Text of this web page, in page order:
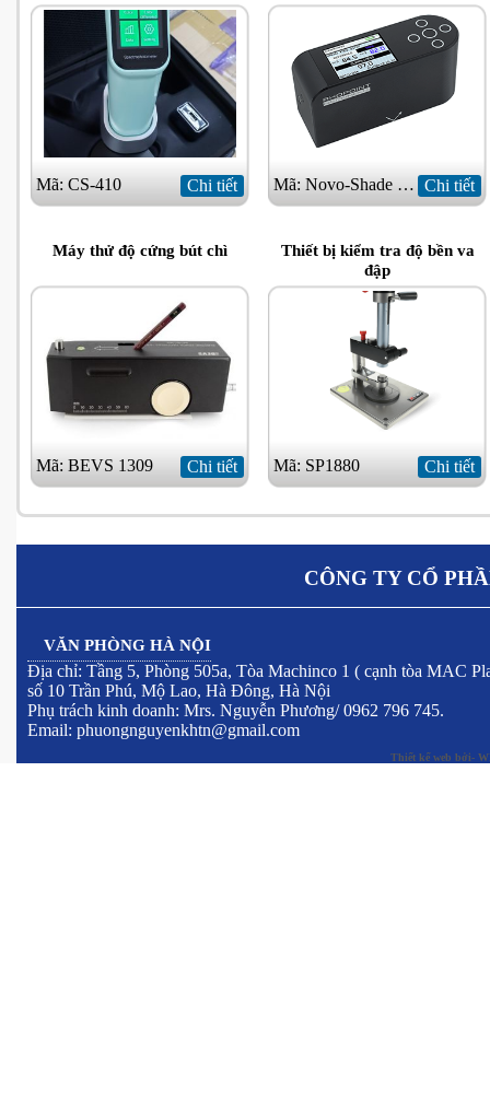
Mã: CS-410 Chi tiết Mã: Novo-Shade Duo + Chi tiết
Máy thử độ cứng bút chì
Mã: BEVS 1309 Chi tiết
Thiết bị kiểm tra độ bền va
đập
Mã: SP1880 Chi tiết
CÔNG TY CỔ
VĂN PHÒNG HÀ NỘI
Địa chỉ: Tầng 5, Phòng 505a, Tòa Machinco 1 ( cạnh tòa MAC
số 10 Trần Phú, Mộ Lao, Hà Đông, Hà Nội
Phụ trách kinh doanh: Mrs. Nguyễn Phương/ 0962 796 745.
Email: phuongnguyenkhtn@gmail.com
Thiết kế web bởi-